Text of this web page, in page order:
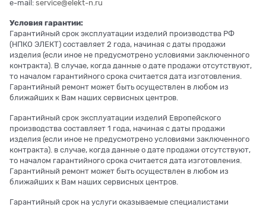
e-mail: service@elekt-n.ru
Условия гарантии:
Гарантийный срок эксплуатации изделий производства РФ
(НПКО ЭЛЕКТ) составляет 2 года, начиная с даты продажи
изделия (если иное не предусмотрено условиями заключенного
контракта). В случае, когда данные о дате продажи отсутствуют,
то началом гарантийного срока считается дата изготовления.
Гарантийный ремонт может быть осуществлен в любом из
ближайших к Вам наших сервисных центров.
Гарантийный срок эксплуатации изделий Европейского
производства составляет 1 года, начиная с даты продажи
изделия (если иное не предусмотрено условиями заключенного
контракта). в случае, когда данные о дате продажи отсутствуют,
то началом гарантийного срока считается дата изготовления.
Гарантийный ремонт может быть осуществлен в любом из
ближайших к Вам наших сервисных центров.
Гарантийный срок на услуги оказываемые специалистами